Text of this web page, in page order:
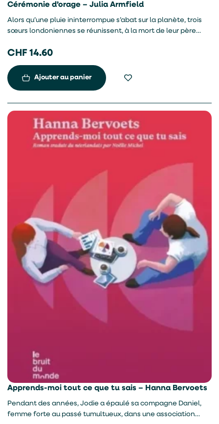
Cérémonie d’orage – Julia Armfield
Alors qu’une pluie ininterrompue s’abat sur la planète, trois
sœurs londoniennes se réunissent, à la mort de leur père
qu’il a construite sur l’eau. Par leurs récits, la vie chaotique
Elles ignorent cependant tout de la véritable raison de leur
présence.
CHF 14.60
Ajouter au panier
Apprends-moi tout ce que tu sais – Hanna Bervoets
Pendant des années, Jodie a épaulé sa compagne Daniel,
femme forte au passé tumultueux, dans une association